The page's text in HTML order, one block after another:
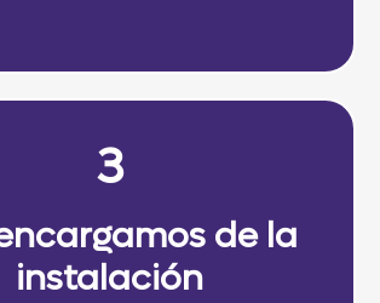
3
de la
instalación